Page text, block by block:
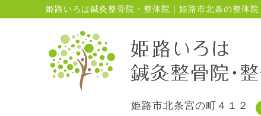
姫路いろは鍼灸整骨院・整体院｜姫路市北条の整体院
姫路市北条宮の町４１２